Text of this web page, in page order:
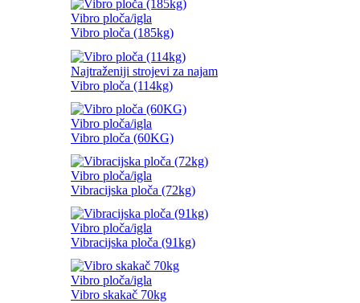
Vibro ploča/igla
Vibro ploča (185kg)
Najtraženiji strojevi za najam
Vibro ploča (114kg)
Vibro ploča/igla
Vibro ploča (60KG)
Vibro ploča/igla
Vibracijska ploča (72kg)
Vibro ploča/igla
Vibracijska ploča (91kg)
Vibro ploča/igla
Vibro skakač 70kg